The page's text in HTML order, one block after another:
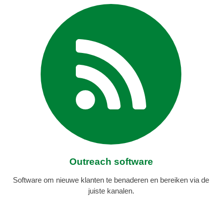
Outreach software
Software om nieuwe klanten te benaderen en bereiken via de
juiste kanalen.